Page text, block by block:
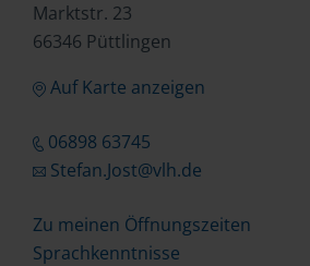
Marktstr. 23
66346 Püttlingen
Auf Karte anzeigen
06898 63745
Stefan.Jost@vlh.de
Zu meinen Öffnungszeiten
Sprachkenntnisse